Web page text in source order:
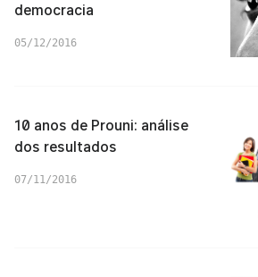
democracia
05/12/2016
10 anos de Prouni: análise
dos resultados
07/11/2016